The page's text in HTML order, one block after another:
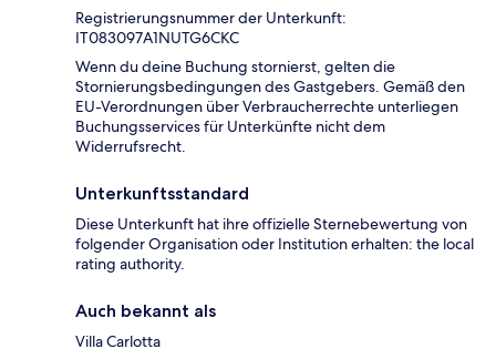
Registrierungsnummer der Unterkunft:
IT083097A1NUTG6CKC
Wenn du deine Buchung stornierst, gelten die
Stornierungsbedingungen des Gastgebers. Gemäß den
EU-Verordnungen über Verbraucherrechte unterliegen
Buchungsservices für Unterkünfte nicht dem
Widerrufsrecht.
Unterkunftsstandard
Diese Unterkunft hat ihre offizielle Sternebewertung von
folgender Organisation oder Institution erhalten: the local
rating authority.
Auch bekannt als
Villa Carlotta